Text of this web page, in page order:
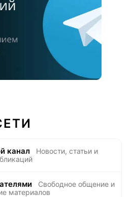
канал
Новости, статьи и
Свободное общение и
материалов